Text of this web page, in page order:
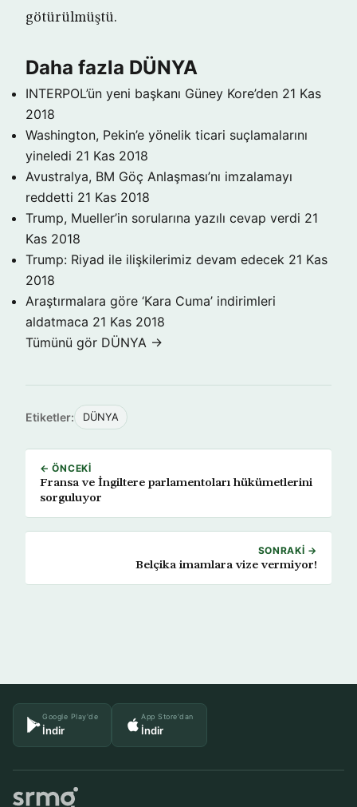
götürülmüştü.
Daha fazla DÜNYA
INTERPOL’ün yeni başkanı Güney Kore’den 21 Kas
2018
Washington, Pekin’e yönelik ticari suçlamalarını
yineledi 21 Kas 2018
Avustralya, BM Göç Anlaşması’nı imzalamayı
reddetti 21 Kas 2018
Trump, Mueller’in sorularına yazılı cevap verdi 21
Kas 2018
Trump: Riyad ile ilişkilerimiz devam edecek 21 Kas
2018
Araştırmalara göre ‘Kara Cuma’ indirimleri
aldatmaca 21 Kas 2018
Tümünü gör DÜNYA →
Etiketler: DÜNYA
← ÖNCEKI
Fransa ve İngiltere parlamentoları hükümetlerini
sorguluyor
SONRAKI →
Belçika imamlara vize vermiyor!
Google Play'de
İndir
App Store'dan
İndir